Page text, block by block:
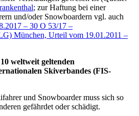
; zur Haftung bei einer
und/oder Snowboardern vgl. auch
– 30 O 53/17 –
München, Urteil vom 19.01.2011 –
weltweit geltenden
Skiverbandes (FIS-
und Snowboarder muss sich so
gefährdet oder schädigt.